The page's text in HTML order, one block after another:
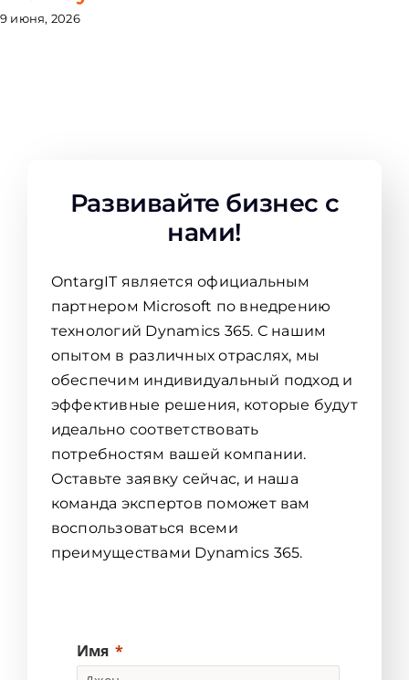
9 июня, 2026
Развивайте бизнес с
нами!
OntargIT является официальным
партнером Microsoft по внедрению
технологий Dynamics 365. С нашим
опытом в различных отраслях, мы
обеспечим индивидуальный подход и
эффективные решения, которые будут
идеально соответствовать
потребностям вашей компании.
Оставьте заявку сейчас, и наша
команда экспертов поможет вам
воспользоваться всеми
преимуществами Dynamics 365.
Имя